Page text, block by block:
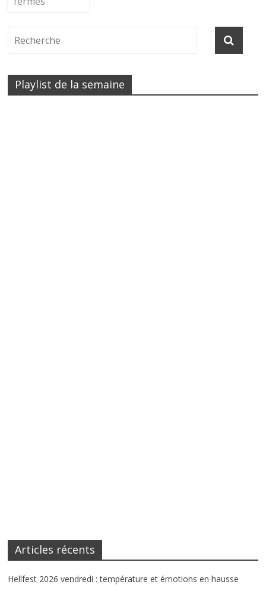
Playlist de la semaine
Articles récents
Hellfest 2026 vendredi : température et émotions en hausse